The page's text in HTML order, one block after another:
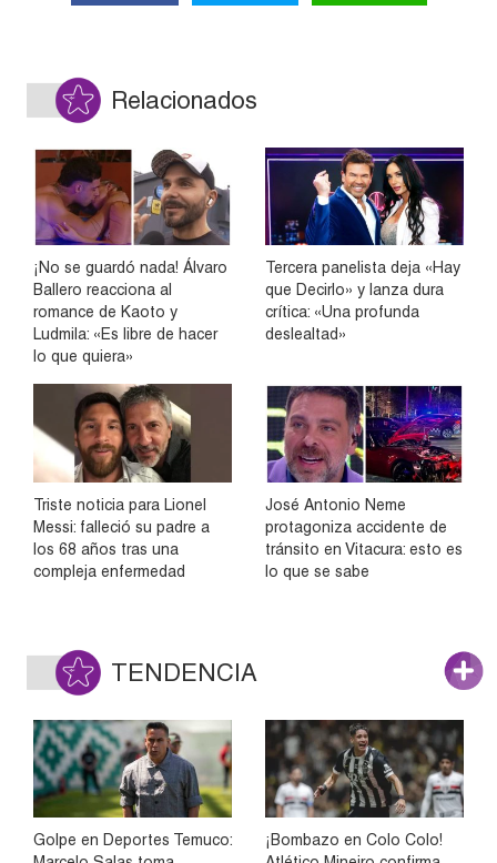
Relacionados
¡No se guardó nada! Álvaro
Ballero reacciona al
romance de Kaoto y
Ludmila: «Es libre de hacer
lo que quiera»
Tercera panelista deja «Hay
que Decirlo» y lanza dura
crítica: «Una profunda
deslealtad»
Triste noticia para Lionel
Messi: falleció su padre a
los 68 años tras una
compleja enfermedad
José Antonio Neme
protagoniza accidente de
tránsito en Vitacura: esto es
lo que se sabe
TENDENCIA
Golpe en Deportes Temuco:
¡Bombazo en Colo Colo!